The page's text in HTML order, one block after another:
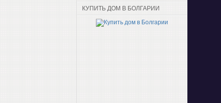
КУПИТЬ ДОМ В БОЛГАРИИ